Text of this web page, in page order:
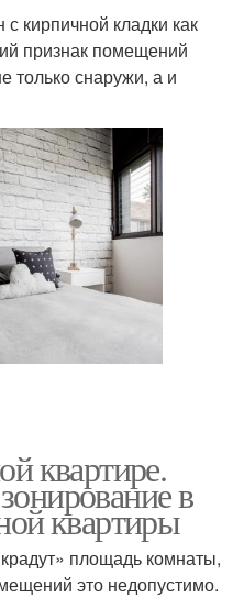
кирпичной кладки как
признак помещений
только снаружи, а и
квартире.
в
квартиры
площадь комнаты,
это недопустимо.